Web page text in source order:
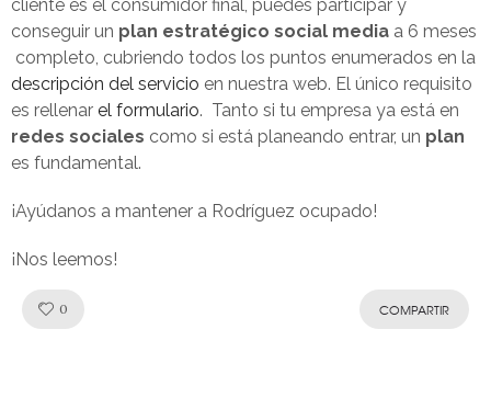
cliente es el consumidor final, puedes participar y
conseguir un plan estratégico social media a 6 meses
completo, cubriendo todos los puntos enumerados en la
descripción del servicio en nuestra web. El único requisito
es rellenar el formulario. Tanto si tu empresa ya está en
redes sociales como si está planeando entrar, un plan
es fundamental.
¡Ayúdanos a mantener a Rodríguez ocupado!
¡Nos leemos!
0 COMPARTIR